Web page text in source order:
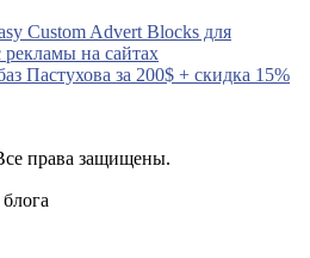
Custom Advert Blocks для
рекламы на сайтах
Пастухова за 200$ + скидка 15%
права защищены.